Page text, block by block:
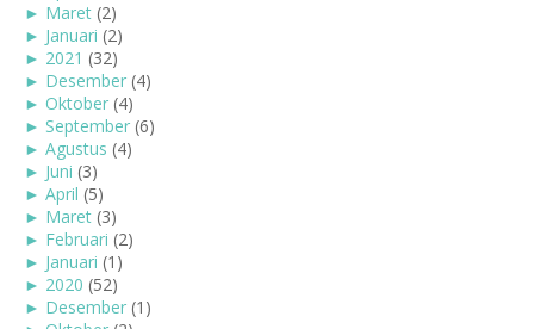
► Maret (2)
► Januari (2)
► 2021 (32)
► Desember (4)
► Oktober (4)
► September (6)
► Agustus (4)
► Juni (3)
► April (5)
► Maret (3)
► Februari (2)
► Januari (1)
► 2020 (52)
► Desember (1)